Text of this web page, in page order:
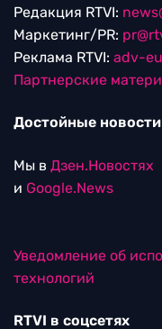
Редакция RTVI:
Маркетинг/PR:
Реклама RTVI: adv-
Партнерские
Достойные новости
Мы в Дзен.Новостях
и Google.News
Уведомление об
технологий
RTVI в соцсетях